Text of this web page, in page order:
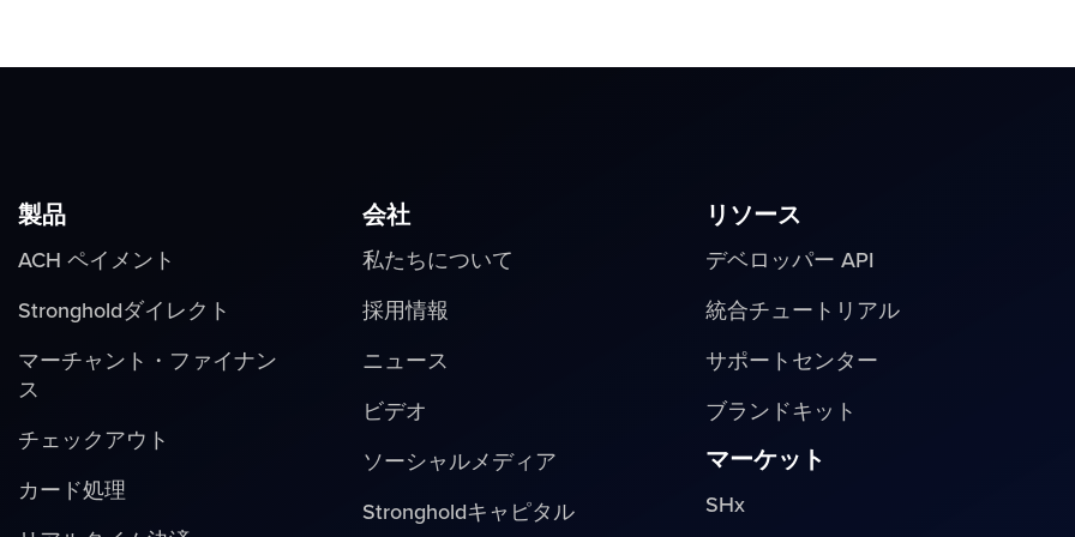
製品
ACH ペイメント
Strongholdダイレクト
マーチャント・ファイナン
ス
チェックアウト
カード処理
会社
私たちについて
採用情報
ニュース
ビデオ
ソーシャルメディア
Strongholdキャピタル
リソース
デベロッパー API
統合チュートリアル
サポートセンター
ブランドキット
マーケット
SHx